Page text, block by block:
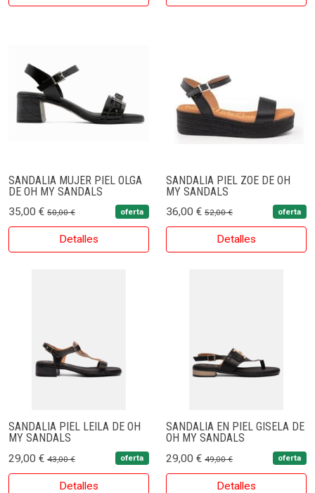
SANDALIA MUJER PIEL OLGA
DE OH MY SANDALS
35,00 € 50,00 € oferta
Detalles
SANDALIA PIEL ZOE DE OH
MY SANDALS
36,00 € 52,00 € oferta
Detalles
SANDALIA PIEL LEILA DE OH
MY SANDALS
29,00 € 43,00 € oferta
Detalles
SANDALIA EN PIEL GISELA DE
OH MY SANDALS
29,00 € 49,00 € oferta
Detalles